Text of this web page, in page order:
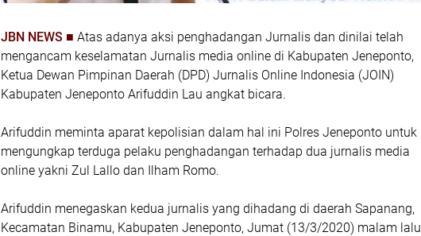
JBN NEWS ■ Atas adanya aksi penghadangan Jurnalis dan dinilai telah
mengancam keselamatan Jurnalis media online di Kabupaten Jeneponto,
Ketua Dewan Pimpinan Daerah (DPD) Jurnalis Online Indonesia (JOIN)
Kabupaten Jeneponto Arifuddin Lau angkat bicara.
Arifuddin meminta aparat kepolisian dalam hal ini Polres Jeneponto untuk
mengungkap terduga pelaku penghadangan terhadap dua jurnalis media
online yakni Zul Lallo dan Ilham Romo.
Arifuddin menegaskan kedua jurnalis yang dihadang di daerah Sapanang,
Kecamatan Binamu, Kabupaten Jeneponto, Jumat (13/3/2020) malam lalu